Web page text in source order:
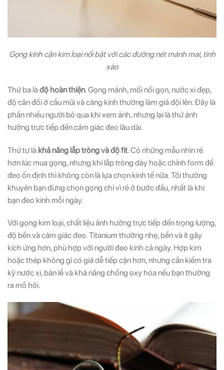
Gọng kính cận kim loại nổi bật với các đường nét mảnh mai, tinh
xảo
Thứ ba làđộ hoàn thiện. Gọng mảnh, mối nối gọn, nước xi đẹp,
độ cân đối ở cầu mũi và càng kính thường làm giá đội lên. Đây là
phần nhiều người bỏ qua khi xem ảnh, nhưng lại là thứ ảnh
hưởng trực tiếp đến cảm giác đeo lâu dài.
Thứ tư là khả năng lắp tròng và độ fit. Có những mẫu nhìn rẻ
hơn lúc mua gọng, nhưng khi lắp tròng dày hoặc chỉnh form để
đeo ổn định thì không còn là lựa chọn kinh tế nữa. Tôi thường
khuyên bạn đừng chọn gọng chỉ vì rẻ ở bước đầu, nhất là khi
bạn đeo kính mỗi ngày.
Với gọng kim loại, chất liệu ảnh hưởng trực tiếp đến trọng lượng,
độ bền và cảm giác đeo. Titanium thường nhẹ, bền và ít gây
kích ứng hơn, phù hợp với người đeo kính cả ngày. Hợp kim
hoặc thép không gỉ có giá dễ tiếp cận hơn, nhưng cần kiểm tra
kỹ nước xi, bản lề và khả năng chống oxy hóa nếu bạn thường
ra mồ hôi.